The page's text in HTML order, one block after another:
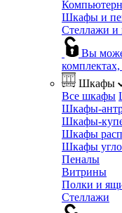
Шкафы и
Стеллажи и
Вы
Шкафы
Все шкафы
Шкафы-
Шкафы-
Шкафы
Шкафы
Пеналы
Витрины
Полки и
Стеллажи